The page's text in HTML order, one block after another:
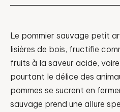
Le pommier sauvage petit
lisières de bois, fructifie
fruits à la saveur acide,
pourtant le délice des
pommes se sucrent en
sauvage prend une allure